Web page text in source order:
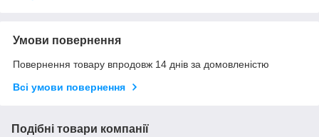
Умови повернення
Повернення товару впродовж 14 днів за домовленістю
Всі умови повернення
Подібні товари компанії